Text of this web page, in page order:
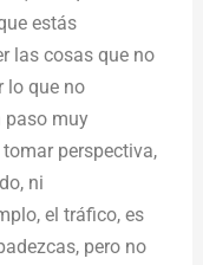
estás
las cosas que no
lo que no
paso muy
perspectiva,
ni
el tráfico, es
pero no